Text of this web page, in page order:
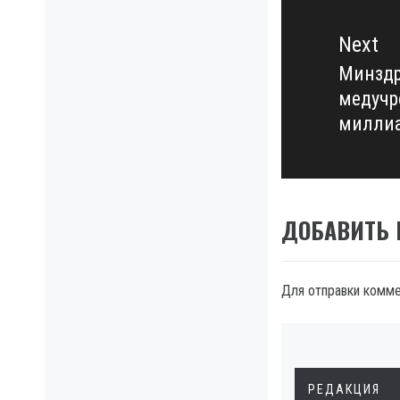
Next
Next
post:
ДОБАВИТЬ
Для отправки
РЕДАКЦИЯ